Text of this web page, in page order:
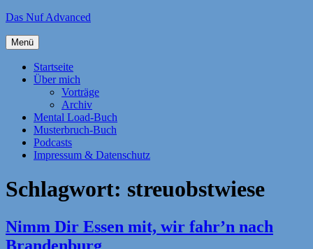
Zum
springen
Das Nuf Advanced
Menü
Startseite
Über mich
Vorträge
Archiv
Mental Load-Buch
Musterbruch-Buch
Podcasts
Impressum & Datenschutz
Schlagwort: streuobstwiese
Nimm Dir Essen mit, wir fahr’n nach